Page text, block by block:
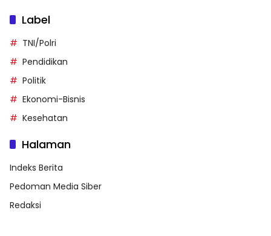
Label
TNI/Polri
Pendidikan
Politik
Ekonomi-Bisnis
Kesehatan
Halaman
Indeks Berita
Pedoman Media Siber
Redaksi